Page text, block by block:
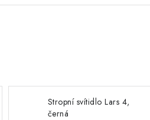
Stropní svítidlo Lars 4,
černá